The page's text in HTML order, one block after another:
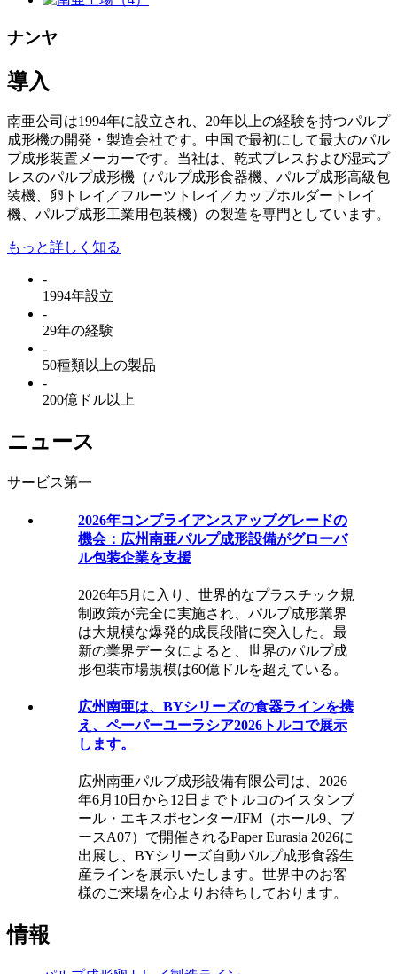
ナンヤ
導入
南亜公司は1994年に設立され、20年以上の経験を持つパルプ
成形機の開発・製造会社です。中国で最初にして最大のパル
プ成形装置メーカーです。当社は、乾式プレスおよび湿式プ
レスのパルプ成形機（パルプ成形食器機、パルプ成形高級包
装機、卵トレイ／フルーツトレイ／カップホルダートレイ
機、パルプ成形工業用包装機）の製造を専門としています。
もっと詳しく知る
-
1994年設立
-
29年の経験
-
50種類以上の製品
-
200億ドル以上
ニュース
サービス第一
2026年コンプライアンスアップグレードの
機会：広州南亜パルプ成形設備がグローバ
ル包装企業を支援
2026年5月に入り、世界的なプラスチック規
制政策が完全に実施され、パルプ成形業界
は大規模な爆発的成長段階に突入した。最
新の業界データによると、世界のパルプ成
形包装市場規模は60億ドルを超えている。
広州南亜は、BYシリーズの食器ラインを携
え、ペーパーユーラシア2026トルコで展示
します。
広州南亜パルプ成形設備有限公司は、2026
年6月10日から12日までトルコのイスタンブ
ール・エキスポセンター/IFM（ホール9、ブ
ースA07）で開催されるPaper Eurasia 2026に
出展し、BYシリーズ自動パルプ成形食器生
産ラインを展示いたします。世界中のお客
様のご来場を心よりお待ちしております。
情報